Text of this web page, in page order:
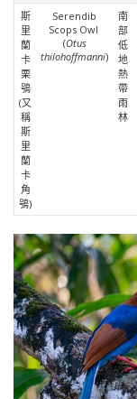
斯
里
蘭
卡
栗
鴞
(又
稱
斯
里
蘭
卡
角
鴞)
Serendib
Scops Owl
(Otus
thilohoffmanni)
南
部
低
地
熱
帶
雨
林